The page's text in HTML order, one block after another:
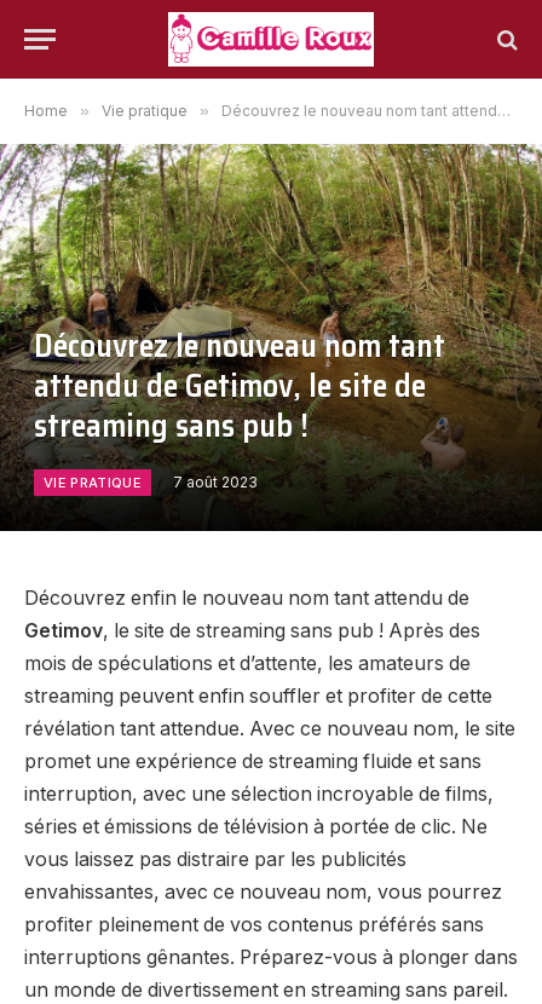
Home » Vie pratique » Découvrez le nouveau nom tant attendu de Getimov, le site de streaming sans pub !
Découvrez le nouveau nom tant
attendu de Getimov, le site de
streaming sans pub !
VIE PRATIQUE 7 août 2023
Découvrez enfin le nouveau nom tant attendu de
Getimov, le site de streaming sans pub ! Après des
mois de spéculations et d’attente, les amateurs de
streaming peuvent enfin souffler et profiter de cette
révélation tant attendue. Avec ce nouveau nom, le site
promet une expérience de streaming fluide et sans
interruption, avec une sélection incroyable de films,
séries et émissions de télévision à portée de clic. Ne
vous laissez pas distraire par les publicités
envahissantes, avec ce nouveau nom, vous pourrez
profiter pleinement de vos contenus préférés sans
interruptions gênantes. Préparez-vous à plonger dans
un monde de divertissement en streaming sans pareil.